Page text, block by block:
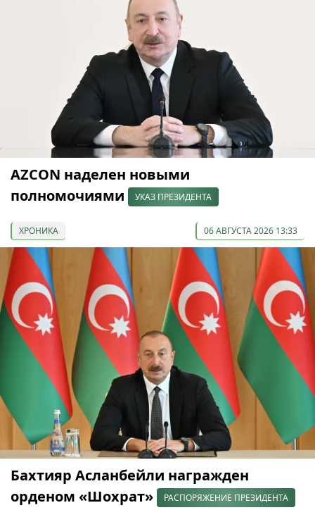
AZCON наделен новыми
полномочиями
УКАЗ ПРЕЗИДЕНТА
ХРОНИКА 06 АВГУСТА 2026 13:33
Бахтияр Асланбейли награжден
орденом «Шохрат»
РАСПОРЯЖЕНИЕ ПРЕЗИДЕНТА